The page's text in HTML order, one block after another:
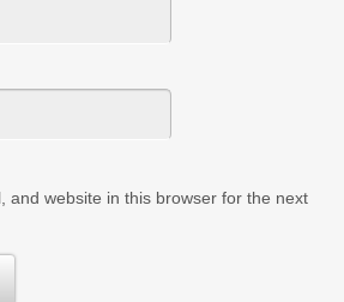
and website in this browser for the next